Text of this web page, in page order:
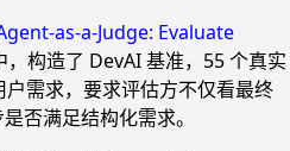
as-a-Judge: Evaluate
，构造了 DevAI 基准，55 个真实
需求，要求评估方不仅看最终
否满足结构化需求。